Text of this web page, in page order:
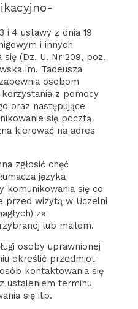
i 4 ustawy z dnia 19
i innych
(Dz. U. Nr 209, poz.
im. Tadeusza
osobom
z pomocy
oraz następujące
się pocztą
kierować na adres
zgłosić chęć
języka
komunikowania się co
przed wizytą w Uczelni
za
lub mailem.
osoby uprawnionej
określić przedmiot
kontaktowania się
ustaleniem terminu
się itp.